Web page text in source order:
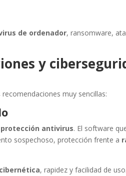
de ordenador, ransomware,
y
muy sencillas:
protección antivirus. El software
sospechoso, protección frente a
, rapidez y facilidad de